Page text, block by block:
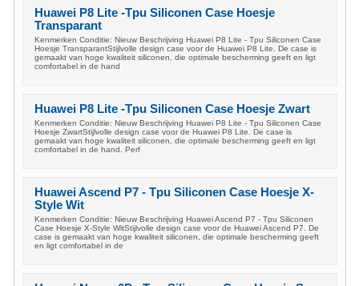
Huawei P8 Lite -Tpu Siliconen Case Hoesje
Transparant
Kenmerken Conditie: Nieuw Beschrijving Huawei P8 Lite - Tpu Siliconen Case
Hoesje TransparantStijlvolle design case voor de Huawei P8 Lite. De case is
gemaakt van hoge kwaliteit siliconen, die optimale bescherming geeft en ligt
comfortabel in de hand
Huawei P8 Lite -Tpu Siliconen Case Hoesje Zwart
Kenmerken Conditie: Nieuw Beschrijving Huawei P8 Lite - Tpu Siliconen Case
Hoesje ZwartStijlvolle design case voor de Huawei P8 Lite. De case is
gemaakt van hoge kwaliteit siliconen, die optimale bescherming geeft en ligt
comfortabel in de hand. Perf
Huawei Ascend P7 - Tpu Siliconen Case Hoesje X-
Style Wit
Kenmerken Conditie: Nieuw Beschrijving Huawei Ascend P7 - Tpu Siliconen
Case Hoesje X-Style WitStijlvolle design case voor de Huawei Ascend P7. De
case is gemaakt van hoge kwaliteit siliconen, die optimale bescherming geeft
en ligt comfortabel in de